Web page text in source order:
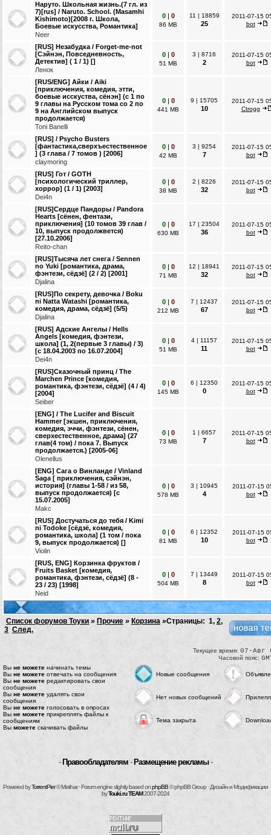
Наруто. Школьная жизнь.(7 гл. из
7)[rus] / Naruto. School. (Masamhi
Kishimoto)[2008 г. Школа,
Боевые искусства, Романтика]
Neer
0| 0
86 MB
11 | 18859
25
2011-07-15
bot
[RUS] Незабудка / Forget-me-not
[Сэйнэн, Повседневность,
Детектив] ( 1 / 1) []
Ленок
0| 0
51 MB
3 | 8716
2
2011-07-15
bot
[RUS/ENG] Айки / Aiki
[приключения, комедия, этти,
боевые исскуства, сёнэн] (с 1 по
9 главы на Русском тома со 2 по
9 на Английском выпуск
продолжается)
Toni Banelli
0| 0
441 MB
9 | 15705
10
2011-07-15
Ctrogg
[RUS] / Psycho Busters
[фантастика,сверхъестественное
] (3 глава / 7 томов ) [2006]
claymoring
0| 0
42 MB
3 | 9254
7
2011-07-15
bot
[RUS] Гот / GOTH
[психологический триллер,
хоррор] (1 / 1) [2003]
Dei4n
0| 0
38 MB
2 | 8226
32
2011-07-15
bot
[RUS]Сердце Пандоры / Pandora
Hearts [сёнен, фентази,
приключения] (10 томов 39 глав /
10, выпуск продолжвется)
[27.10.2006]
Reito-chan
0| 0
630 MB
17 | 23504
36
2011-07-15
bot
[RUS]Тысяча лет снега / Sennen
no Yuki [романтика, драма,
фэнтези, сёдзё] (2 / 2) [2001]
Djalina
0| 0
71 MB
12 | 18941
32
2011-07-15
bot
[RUS]По секрету, девочка / Boku
ni Natta Watashi [романтика,
комедия, драма, сёдзё] (5/5)
Djalina
0| 0
212 MB
7 | 12437
67
2011-07-15
bot
[RUS] Адские Ангелы / Hells
Angels [комедия, фэнтези,
школа] (1, 2(первые 3 главы) / 3)
[c 18.04.2003 по 16.07.2004]
Dei4n
0| 0
51 MB
4 | 11157
11
2011-07-15
bot
[RUS]Сказочный принц / The
Marchen Prince [комедия,
романтика, фэнтези, сёдзё] (4 / 4)
[2004]
Seiber
0| 0
145 MB
6 | 12350
0
2011-07-15
bot
[ENG] / The Lucifer and Biscuit
Hammer [экшен, приключения,
комедия, эччи, фэнтези, сёнен,
сверхестественное, драма] (27
глав(4 том) / пока 7. Выпуск
продолжается.) [2005-06]
Olenellus
0| 0
73 MB
1 | 6657
7
2011-07-15
bot
[ENG] Сага о Винланде / Vinland
Saga [ приключения, сэйнэн,
история] (главы 1-58 / из 58,
выпуск продолжается) [c
15.07.2005]
Makc
0| 0
578 MB
3 | 10945
4
2011-07-15
bot
[RUS] Достучаться до тебя / Kimi
ni Todoke [сёдзё, комедия,
романтика, школа] (1 том / пока
9, выпуск продолжается) []
Violin
0| 0
81 MB
6 | 12352
10
2011-07-15
bot
[RUS, ENG] Корзинка фруктов /
Fruits Basket [комедия,
романтика, фэнтези, сёдзё] (8 -
23 / 23) [1998]
Neid
0| 0
504 MB
7 | 13449
8
2011-07-15
bot
Список форумов Тоуки » Прочие » Корзина »Страницы: 1, 2,
3 След.
Текущее время: 07-Авг
Часовой пояс:
Вы не можете начинать темы
Вы не можете отвечать на сообщения
Вы не можете редактировать свои
сообщения
Вы не можете удалять свои
сообщения
Вы не можете голосовать в опросах
Вы не можете прикреплять файлы к
сообщениям
Вы можете скачивать файлы
Новые сообщения
Нет новых сообщений
Тема закрыта
- Правообладателям - Размещение рекламы-
Powered byTorrentPier© Meithar · Forum engine slightly based onphpBB© phpBB Group · Дизайн и Модификации
byTouki.ru TEAM2007-2024